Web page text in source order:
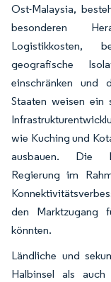
Ost-Malaysia,
besonderen
Logistikkosten,
geografische
einschränken und
Staaten weisen ein
wie Kuching und
ausbauen. Die
Regierung im
den Marktzugang
könnten.
Ländliche und
Halbinsel als auch